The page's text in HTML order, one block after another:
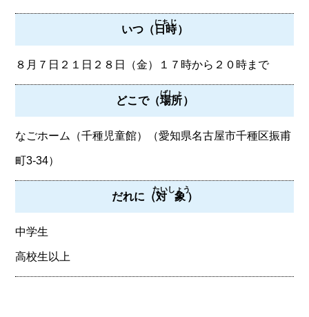
いつ（日時
にちじ
）
８月７日２１日２８日（金）１７時から２０時まで
どこで（場所
ばしょ
）
なごホーム（千種児童館）（愛知県名古屋市千種区振甫
町3-34）
だれに（対象
たいしょう
）
中学生
高校生以上